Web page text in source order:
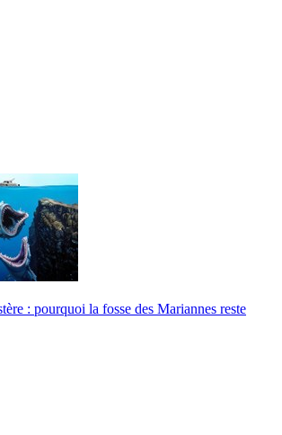
: pourquoi la fosse des Mariannes reste